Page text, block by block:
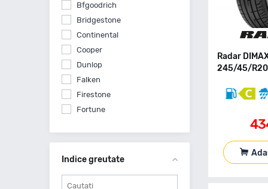
Radar
245/45/R20
Bfgoodrich
Bridgestone
Continental
Cooper
Dunlop
Falken
Firestone
Fortune
Gt Radial
Imperial
Indice greutate